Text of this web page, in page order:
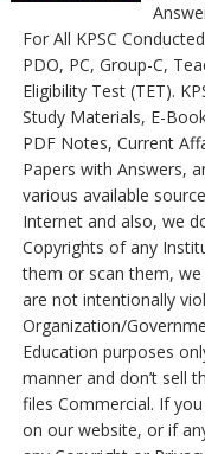
For All KPSC
PDO, PC, Group-C,
Eligibility Test (TET).
Study Materials, E-
PDF Notes, Current
Papers with Answers,
various available
Internet and also, we
Copyrights of any
them or scan them,
are not intentionally
Organization/
Education purposes
manner and don’t sell
files Commercial. If
on our website, or if